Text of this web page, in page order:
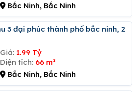
Bắc Ninh, Bắc Ninh
Giá: 1.99 Tỷ
Diện tích: 66 m²
Bắc Ninh, Bắc Ninh